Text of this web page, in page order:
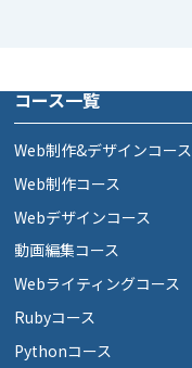
コース一覧
Web制作&デザインコース
Web制作コース
Webデザインコース
動画編集コース
Webライティングコース
Rubyコース
Pythonコース